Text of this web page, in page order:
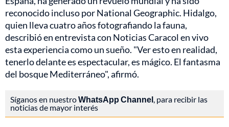
reconocido incluso por National Geographic. Hidalgo,
quien lleva cuatro años fotografiando la fauna,
describió en entrevista con Noticias Caracol en vivo
esta experiencia como un sueño. "Ver esto en realidad,
tenerlo delante es espectacular, es mágico. El fantasma
del bosque Mediterráneo", afirmó.
Síganos en nuestroWhatsApp Channel , para recibir las
noticias de mayor interés